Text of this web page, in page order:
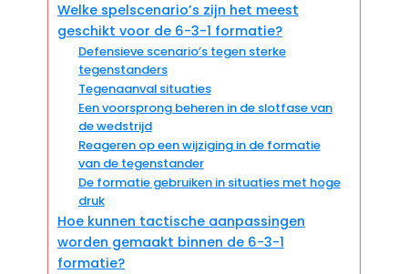
Welke spelscenario’s zijn het meest
geschikt voor de 6-3-1 formatie?
Defensieve scenario’s tegen sterke
tegenstanders
Tegenaanval situaties
Een voorsprong beheren in de slotfase van
de wedstrijd
Reageren op een wijziging in de formatie
van de tegenstander
De formatie gebruiken in situaties met hoge
druk
Hoe kunnen tactische aanpassingen
worden gemaakt binnen de 6-3-1
formatie?